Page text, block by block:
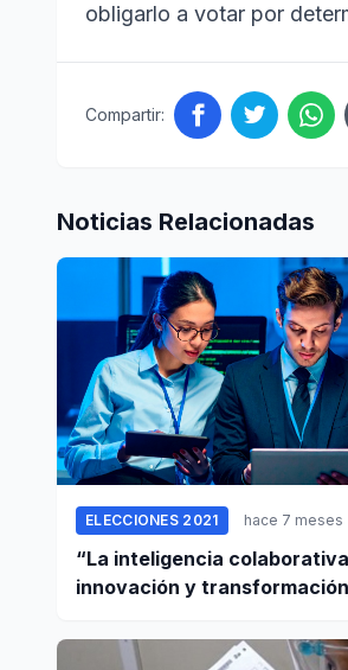
obligarlo a votar por
Compartir:
Noticias Relacionadas
ELECCIONES 2021 hace 7 meses
“La inteligencia
innovación y